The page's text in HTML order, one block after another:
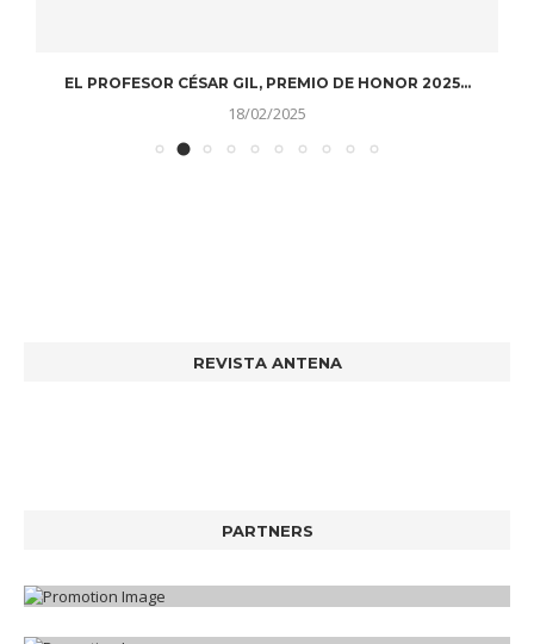
EL PROFESOR CÉSAR GIL, PREMIO DE HONOR 2025...
18/02/2025
REVISTA ANTENA
PARTNERS